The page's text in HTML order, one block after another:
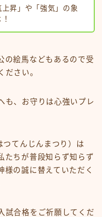
昇」や「強気」の象
の絵馬などもあるので受
ださい。
も、お守りは心強いプレ
つてんじんまつり）は
たちが普段知らず知らず
様の誠に替えていただく
試合格をご祈願してくだ